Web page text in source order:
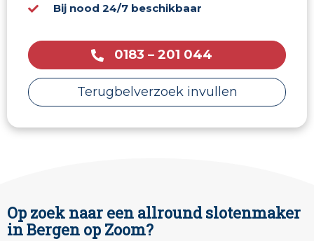
Bij nood 24/7 beschikbaar
0183 – 201 044
Terugbelverzoek invullen
Op zoek naar een allround slotenmaker
in Bergen op Zoom?